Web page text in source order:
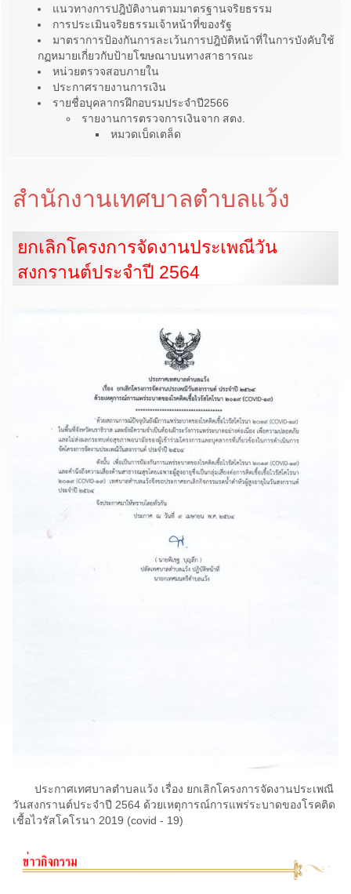
แนวทางการปฎิบัติงานตามมาตรฐานจริยธรรม
การประเมินจริยธรรมเจ้าหน้าที่ของรัฐ
มาตราการป้องกันการละเว้นการปฎิบัติหน้าที่ในการบังคับใช้
กฏหมายเกี่ยวกับป้ายโฆษณาบนทางสาธารณะ
หน่วยตรวจสอบภายใน
ประกาศรายงานการเงิน
รายชื่อบุคลากรฝึกอบรมประจำปี2566
รายงานการตรวจการเงินจาก สตง.
หมวดเบ็ดเตล็ด
สำนักงานเทศบาลตำบลแว้ง
ยกเลิกโครงการจัดงานประเพณีวัน
สงกรานต์ประจำปี 2564
ประกาศเทศบาลตำบลแว้ง เรื่อง ยกเลิกโครงการจัดงานประเพณี
วันสงกรานต์ประจำปี 2564 ด้วยเหตุการณ์การแพร่ระบาดของโรคติด
เชื้อไวรัสโคโรนา 2019 (covid - 19)